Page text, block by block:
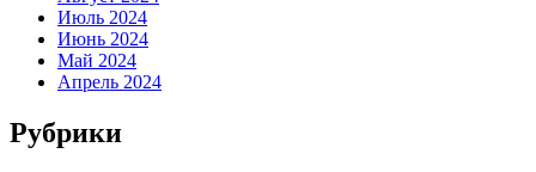
Июль 2024
Июнь 2024
Май 2024
Апрель 2024
Рубрики